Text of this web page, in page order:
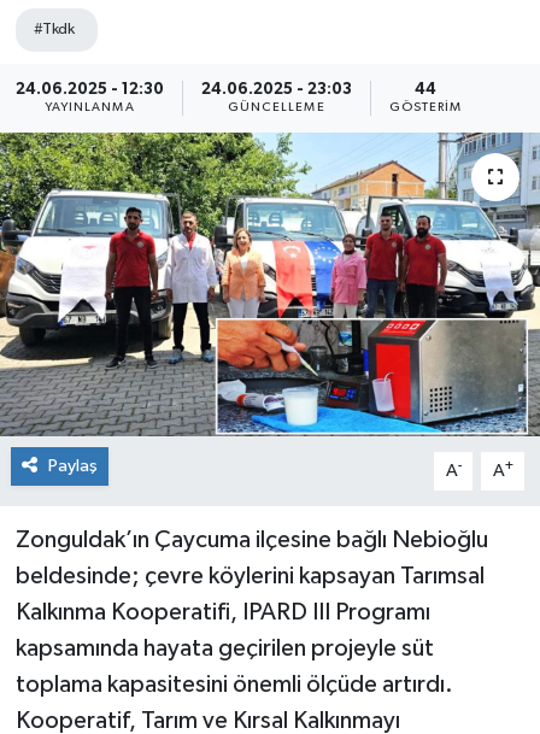
#Tkdk
24.06.2025 - 12:30
YAYINLANMA
24.06.2025 - 23:03
GÜNCELLEME
44
GÖSTERIM
Paylaş A- A+
Zonguldak’ın Çaycuma ilçesine bağlı Nebioğlu
beldesinde; çevre köylerini kapsayan Tarımsal
Kalkınma Kooperatifi, IPARD III Programı
kapsamında hayata geçirilen projeyle süt
toplama kapasitesini önemli ölçüde artırdı.
Kooperatif, Tarım ve Kırsal Kalkınmayı
Sağlık
Kültür Sanat
Dünya
Spor
Bilim veTeknoloji
Eğitim
SEKTÖR
Magazin
Günün Haberleri
Yazarlarımız
Tüm Makaleler
Kültür Sanat
Eğitim
Spor
Son Dakika Haberleri
Haber Arşivi